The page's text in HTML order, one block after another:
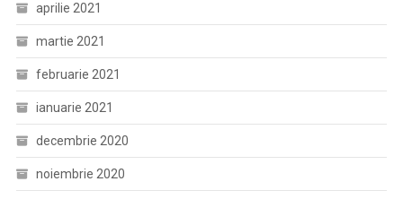
aprilie 2021
martie 2021
februarie 2021
ianuarie 2021
decembrie 2020
noiembrie 2020